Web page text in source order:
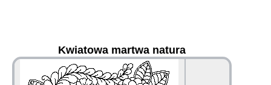
Kwiatowa martwa natura